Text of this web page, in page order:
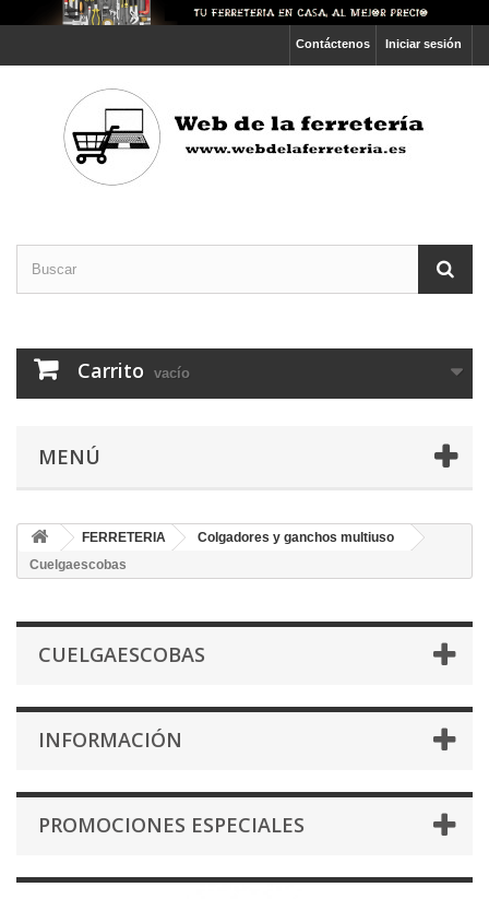
Iniciar sesión
Contáctenos
Carrito vacío
MENÚ
FERRETERIA
Colgadores y ganchos multiuso
Cuelgaescobas
CUELGAESCOBAS
INFORMACIÓN
PROMOCIONES ESPECIALES